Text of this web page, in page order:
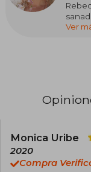
y
vidas
Ver
Monica Uribe
2020
Compra